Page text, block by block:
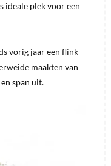
ideale plek voor een
vorig jaar een flink
maakten van
span uit.